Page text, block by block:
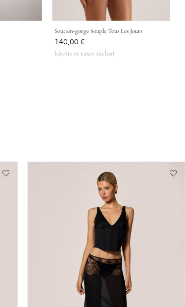
Soutien-gorge Souple Tous Les Jours
Était
140,00 €
(droits et taxes inclus)